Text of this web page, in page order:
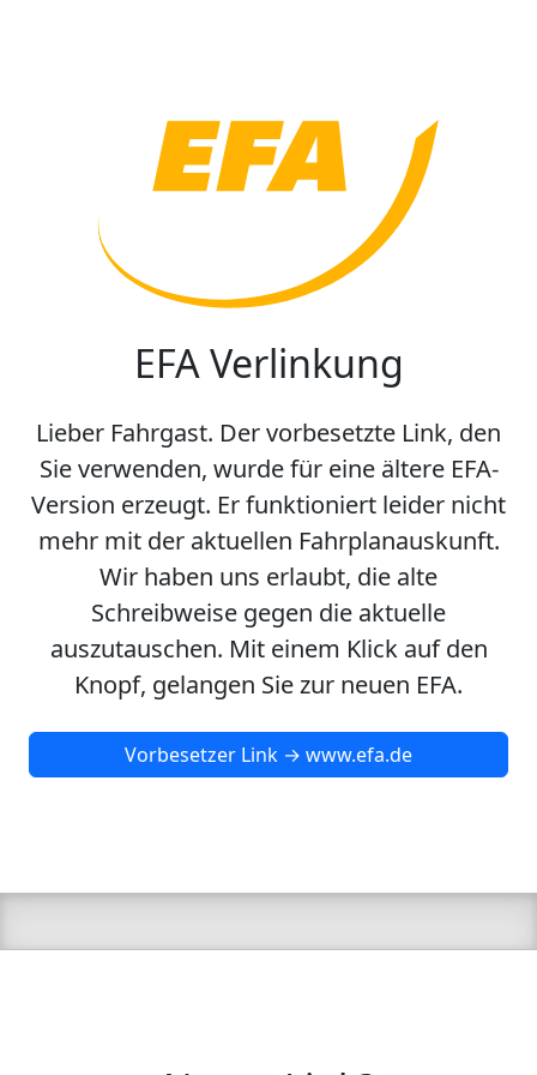
EFA Verlinkung
Lieber Fahrgast. Der vorbesetzte Link, den
Sie verwenden, wurde für eine ältere EFA-
Version erzeugt. Er funktioniert leider nicht
mehr mit der aktuellen Fahrplanauskunft.
Wir haben uns erlaubt, die alte
Schreibweise gegen die aktuelle
auszutauschen. Mit einem Klick auf den
Knopf, gelangen Sie zur neuen EFA.
Vorbesetzer Link → www.efa.de